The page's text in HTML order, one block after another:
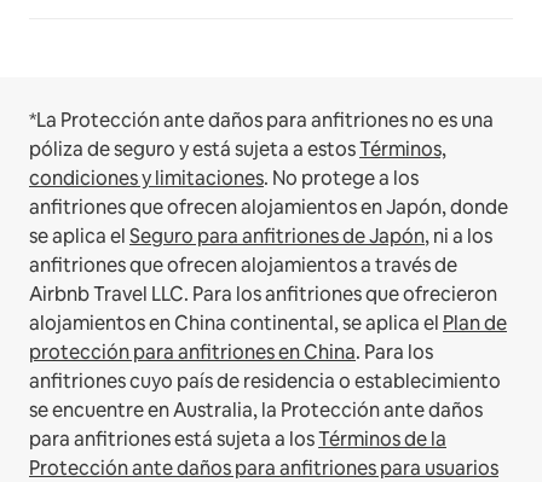
*La Protección ante daños para anfitriones no es una
póliza de seguro y está sujeta a estosTérminos,
condiciones y limitaciones. No protege a los
anfitriones que ofrecen alojamientos en Japón, donde
se aplica elSeguro para anfitriones de Japón, ni a los
anfitriones que ofrecen alojamientos a través de
Airbnb Travel LLC. Para los anfitriones que ofrecieron
alojamientos en China continental, se aplica el Plan de
protección para anfitriones en China. Para los
anfitriones cuyo país de residencia o establecimiento
se encuentre en Australia, la Protección ante daños
para anfitriones está sujeta a losTérminos de la
Protección ante daños para anfitriones para usuarios